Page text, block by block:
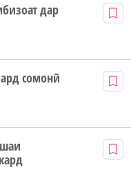
дар
сомонӣ